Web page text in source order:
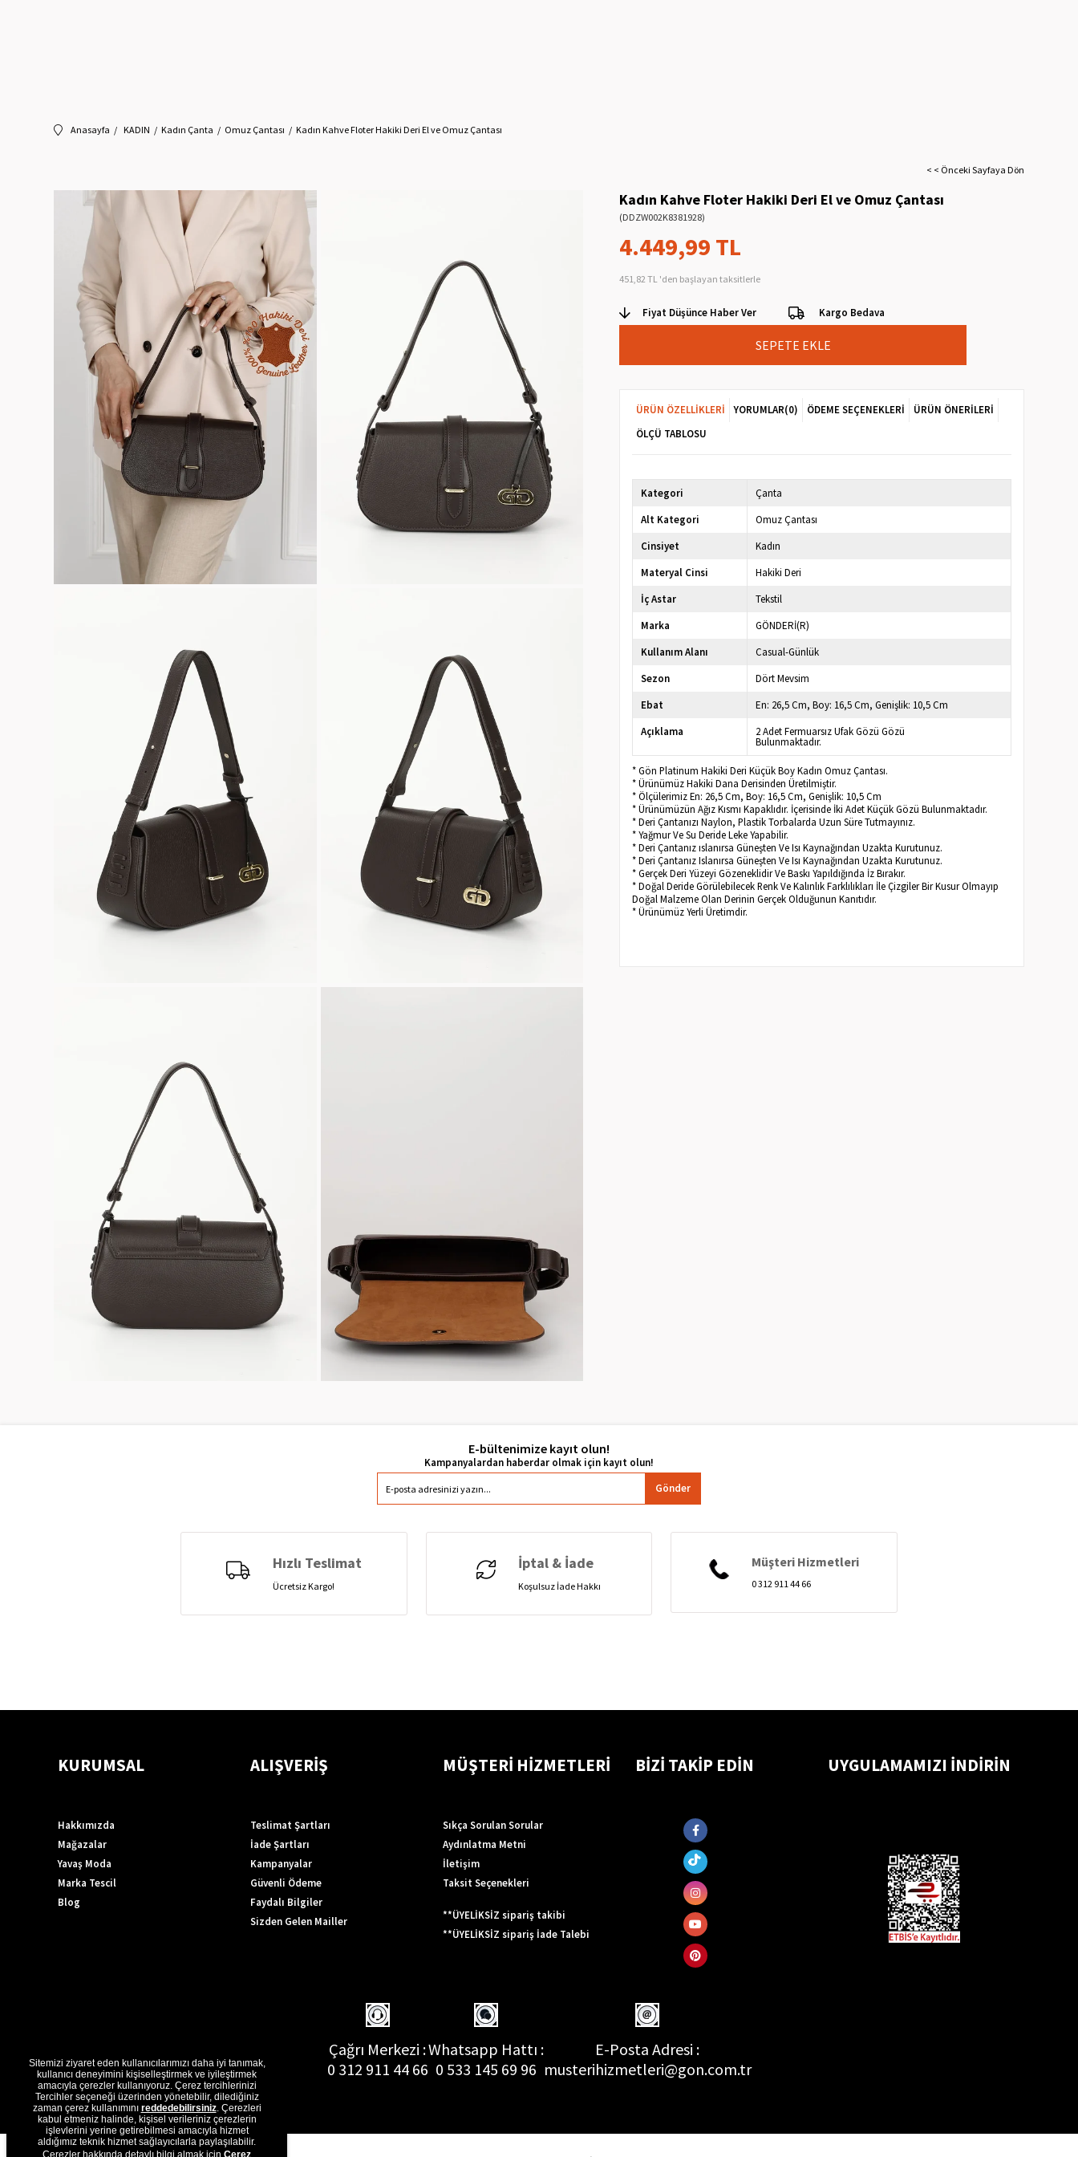
Anasayfa KADIN Kadın Çanta Omuz Çantası Kadın Kahve Floter Hakiki Deri El ve Omuz Çantası
< < Önceki Sayfaya Dön
Kadın Kahve Floter Hakiki Deri El ve Omuz Çantası
(DDZW002K8381928)
4.449,99 TL
451,82 TL 'den başlayan taksitlerle
Fiyat Düşünce Haber Ver Kargo Bedava
ÜRÜN ÖZELLIKLERI YORUMLAR(0) ÖDEME SEÇENEKLERI
ÜRÜN ÖNERILERI
ÖLÇÜ TABLOSU
Kategori
Çanta
Alt Kategori
Omuz Çantası
Cinsiyet
Kadın
Materyal Cinsi
Hakiki Deri
İç Astar
Tekstil
Marka
GÖNDERİ(R)
Kullanım Alanı
Casual-Günlük
Sezon
Dört Mevsim
Ebat
En: 26,5 Cm, Boy: 16,5 Cm, Genişlik: 10,5 Cm
Açıklama
2 Adet Fermuarsız Ufak Gözü Gözü
Bulunmaktadır.
* Gön Platinum Hakiki Deri Küçük Boy Kadın Omuz Çantası.
* Ürünümüz Hakiki Dana Derisinden Üretilmiştir.
* Ölçülerimiz En: 26,5 Cm, Boy: 16,5 Cm, Genişlik: 10,5 Cm
* Ürünümüzün Ağız Kısmı Kapaklıdır. İçerisinde İki Adet Küçük Gözü Bulunmaktadır.
* Deri Çantanızı Naylon, Plastik Torbalarda Uzun Süre Tutmayınız.
* Yağmur Ve Su Deride Leke Yapabilir.
* Deri Çantanız ıslanırsa Güneşten Ve Isı Kaynağından Uzakta Kurutunuz.
* Deri Çantanız Islanırsa Güneşten Ve Isı Kaynağından Uzakta Kurutunuz.
* Gerçek Deri Yüzeyi Gözeneklidir Ve Baskı Yapıldığında İz Bırakır.
* Doğal Deride Görülebilecek Renk Ve Kalınlık Farklılıkları İle Çizgiler Bir Kusur Olmayıp
Doğal Malzeme Olan Derinin Gerçek Olduğunun Kanıtıdır.
* Ürünümüz Yerli Üretimdir.
E-bültenimize kayıt olun!
Gönder
Hızlı Teslimat
Ücretsiz Kargo!
İptal & İade
Koşulsuz İade Hakkı
Müşteri Hizmetleri
0 312 911 44 66
KURUMSAL
Hakkımızda
Mağazalar
Yavaş Moda
Marka Tescil
Blog
ALIŞVERİŞ
Teslimat Şartları
İade Şartları
Kampanyalar
Güvenli Ödeme
Faydalı Bilgiler
Sizden Gelen Mailler
MÜŞTERİ HİZMETLERİ
Sıkça Sorulan Sorular
Aydınlatma Metni
İletişim
Taksit Seçenekleri
**ÜYELİKSİZ sipariş takibi
**ÜYELİKSİZ sipariş İade Talebi
BİZİ TAKİP EDİN UYGULAMAMIZI İNDİRİN
Çağrı Merkezi :
0 312 911 44 66
Whatsapp Hattı :
0 533 145 69 96
E-Posta Adresi :
musterihizmetleri@gon.com.tr
Sitemizi ziyaret eden kullanıcılarımızı daha iyi tanımak,
kullanıcı deneyimini kişiselleştirmek ve iyileştirmek
amacıyla çerezler kullanıyoruz. Çerez tercihlerinizi
Tercihler seçeneği üzerinden yönetebilir, dilediğiniz
zaman çerez kullanımını reddedebilirsiniz. Çerezleri
kabul etmeniz halinde, kişisel verileriniz çerezlerin
işlevlerini yerine getirebilmesi amacıyla hizmet
aldığımız teknik hizmet sağlayıcılarla paylaşılabilir.
Çerezler hakkında detaylı bilgi almak için Çerez